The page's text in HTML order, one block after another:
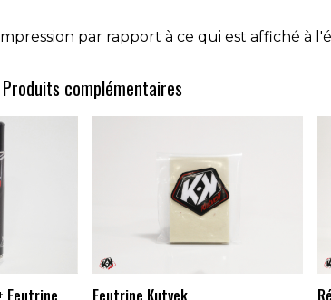
par rapport à ce qui est affiché à
Produits complémentaires